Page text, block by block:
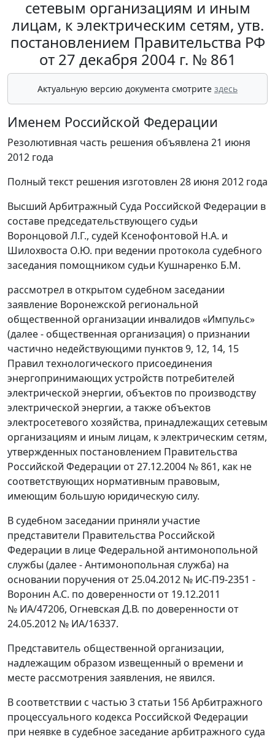
сетевым организациям и иным
лицам, к электрическим сетям, утв.
постановлением Правительства РФ
от 27 декабря 2004 г. № 861
Актуальную версию документа смотрите здесь
Именем Российской Федерации
Резолютивная часть решения объявлена 21 июня
2012 года
Полный текст решения изготовлен 28 июня 2012 года
Высший Арбитражный Суда Российской Федерации в
составе председательствующего судьи
Воронцовой Л.Г., судей Ксенофонтовой Н.А. и
Шилохвоста О.Ю. при ведении протокола судебного
заседания помощником судьи Кушнаренко Б.М.
рассмотрел в открытом судебном заседании
заявление Воронежской региональной
общественной организации инвалидов «Импульс»
(далее - общественная организация) о признании
частично недействующими пунктов 9, 12, 14, 15
Правил технологического присоединения
энергопринимающих устройств потребителей
электрической энергии, объектов по производству
электрической энергии, а также объектов
электросетевого хозяйства, принадлежащих сетевым
организациям и иным лицам, к электрическим сетям,
утвержденных постановлением Правительства
Российской Федерации от 27.12.2004 № 861, как не
соответствующих нормативным правовым,
имеющим большую юридическую силу.
В судебном заседании приняли участие
представители Правительства Российской
Федерации в лице Федеральной антимонопольной
службы (далее - Антимонопольная служба) на
основании поручения от 25.04.2012 № ИС-П9-2351 -
Воронин А.С. по доверенности от 19.12.2011
№ ИА/47206, Огневская Д.В. по доверенности от
24.05.2012 № ИА/16337.
Представитель общественной организации,
надлежащим образом извещенный о времени и
месте рассмотрения заявления, не явился.
В соответствии с частью 3 статьи 156 Арбитражного
процессуального кодекса Российской Федерации
при неявке в судебное заседание арбитражного суда